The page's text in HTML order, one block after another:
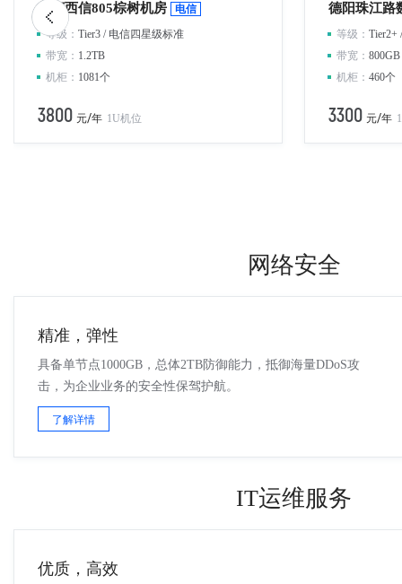
成都西信805棕树机房
电信
等级： Tier3 / 电信四星级标准
带宽： 1.2TB
机柜： 1081个
3800 元/年 1U机位
德阳珠江路
等级： Tier2+
带宽： 800GB
机柜： 460个
3300 元/年
网络安全
精准，弹性
具备单节点1000GB，总体2TB防御能力，抵御海量DDoS攻
击，为企业业务的安全性保驾护航。
了解详情
IT运维服务
优质，高效